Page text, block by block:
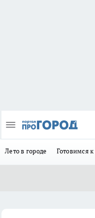
Лето в городе Готовимся